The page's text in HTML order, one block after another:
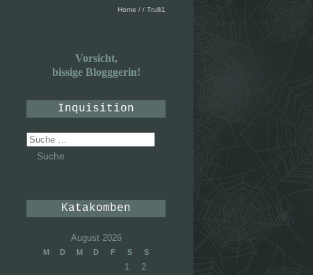
Home / / Trulli1
Vorsicht,
bissige Blogggerin!
Inquisition
Suche
nach:
Katakomben
August 2026
M D M D F S S
1
2